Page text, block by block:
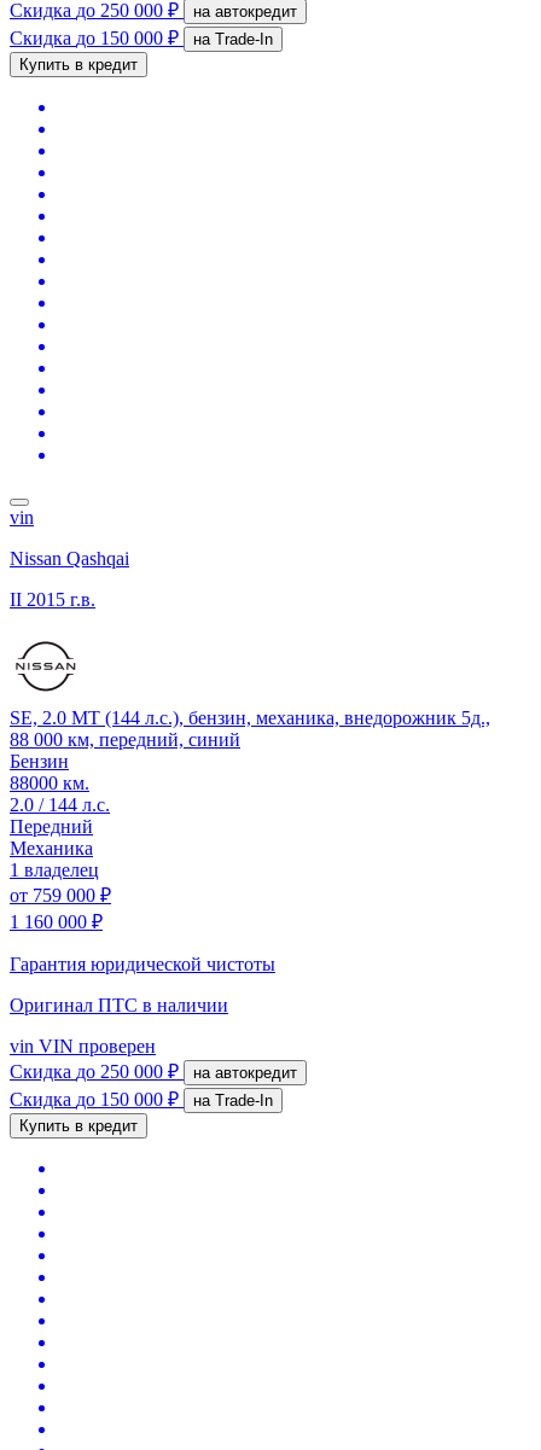
Скидка до 250 000 ₽ на автокредит
Скидка до 150 000 ₽
на Trade-In
Купить в кредит
vin
Nissan Qashqai
II 2015 г.в.
SE, 2.0 MT (144 л.с.), бензин, механика, внедорожник 5д.,
88 000 км, передний, синий
Бензин
88000 км.
2.0 / 144 л.с.
Передний
Механика
1 владелец
от 759 000 ₽
1 160 000 ₽
Гарантия юридической чистоты
Оригинал ПТС в наличии
vin VIN проверен
Скидка до 250 000 ₽ на автокредит
Скидка до 150 000 ₽
на Trade-In
Купить в кредит